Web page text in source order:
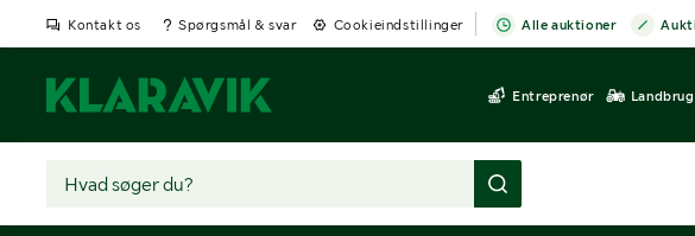
Kontakt os Spørgsmål & svar Cookieindstillinger Alle auktioner
Entreprenør Landbrug